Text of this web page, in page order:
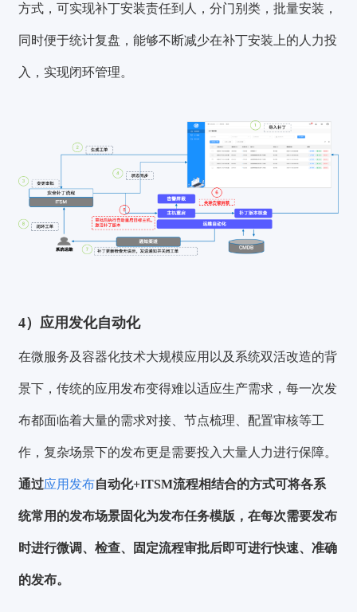
方式，可实现补丁安装责任到人，分门别类，批量安装，
同时便于统计复盘，能够不断减少在补丁安装上的人力投
入，实现闭环管理。
4）应用发化自动化
在微服务及容器化技术大规模应用以及系统双活改造的背
景下，传统的应用发布变得难以适应生产需求，每一次发
布都面临着大量的需求对接、节点梳理、配置审核等工
作，复杂场景下的发布更是需要投入大量人力进行保障。
通过应用发布自动化+ITSM流程相结合的方式可将各系
统常用的发布场景固化为发布任务模版，在每次需要发布
时进行微调、检查、固定流程审批后即可进行快速、准确
的发布。